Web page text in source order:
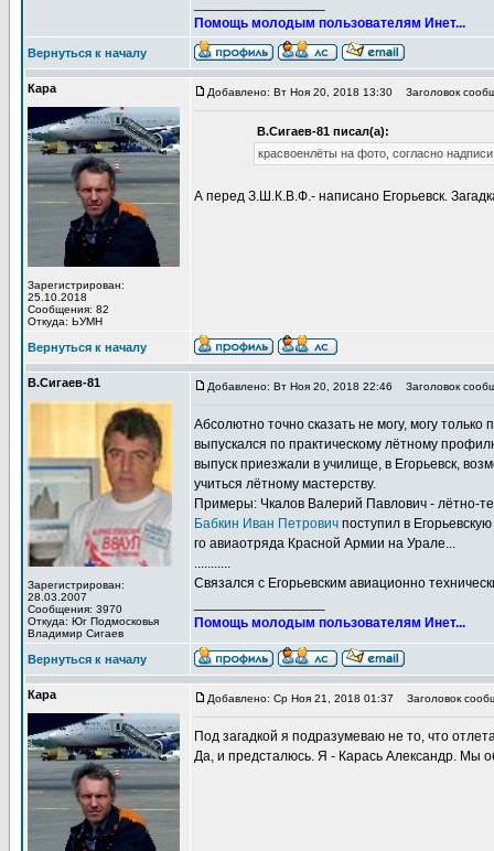
Помощь молодым пользователям Инет...
Вернуться к началу
Кара
Зарегистрирован:
25.10.2018
Сообщения: 82
Откуда: ЬУМН
Добавлено: Вт Ноя 20, 2018 13:30 Заголовок
В.Сигаев-81 писал(а):
красвоенлёты на фото, согласно
А перед З.Ш.К.В.Ф.- написано Егорьевск.
Вернуться к началу
В.Сигаев-81
Зарегистрирован:
28.03.2007
Сообщения: 3970
Откуда: Юг Подмосковья
Владимир Сигаев
Добавлено: Вт Ноя 20, 2018 22:46 Заголовок
Абсолютно точно сказать не могу, могу
выпускался по практическому лётному
выпуск приезжали в училище, в Егорьевск,
учиться лётному мастерству.
Примеры: Чкалов Валерий Павлович - лётно-
Бабкин Иван Петрович поступил в
го авиаотряда Красной Армии на Урале...
...........
Связался с Егорьевским авиационно
Помощь молодым пользователям Инет...
Вернуться к началу
Кара Добавлено: Ср Ноя 21, 2018 01:37 Заголовок
Под загадкой я подразумеваю не то, что
Да, и предсталюсь. Я - Карась Александр. Мы